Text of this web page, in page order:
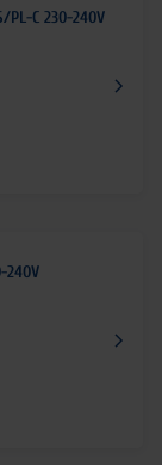
PL-C 230-240V
240V